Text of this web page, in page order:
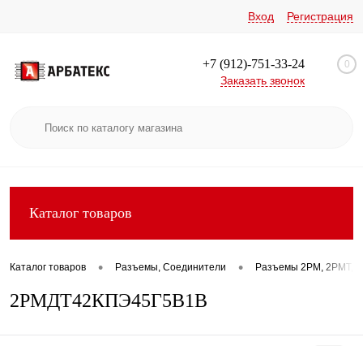
Вход Регистрация
+7 (912)-751-33-24
Заказать звонок
0
Каталог товаров
Каталог товаров • Разъемы, Соединители • Разъемы 2РМ, 2РМТ,
2РМДТ42КПЭ45Г5В1В